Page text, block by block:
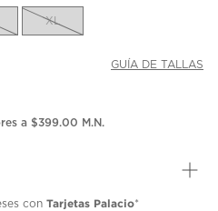
la
misma
XL
GUÍA DE TALLAS
a $399.00 M.N.
con Tarjetas Palacio*